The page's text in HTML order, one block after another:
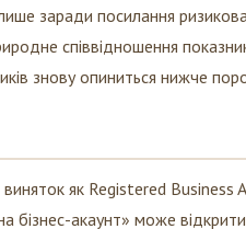
заради посилання
співвідношення
знову опиниться нижче
виняток як Registered
бізнес-акаунт» може